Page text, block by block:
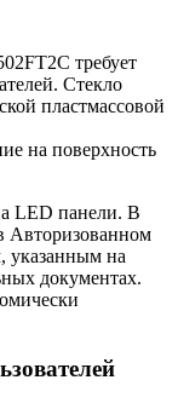
требует
Стекло
пластмассовой
на поверхность
LED панели. В
Авторизованном
указанным на
документах.